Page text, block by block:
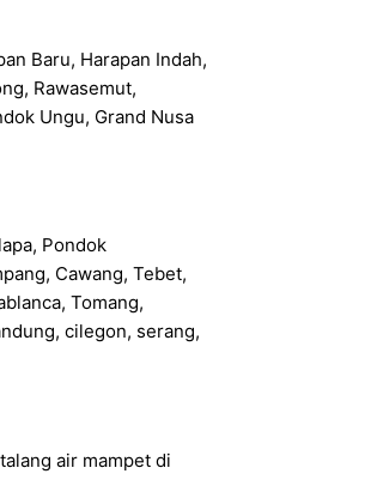
Baru, Harapan Indah,
Rawasemut,
Ungu, Grand Nusa
Pondok
Cawang, Tebet,
Tomang,
cilegon, serang,
air mampet di